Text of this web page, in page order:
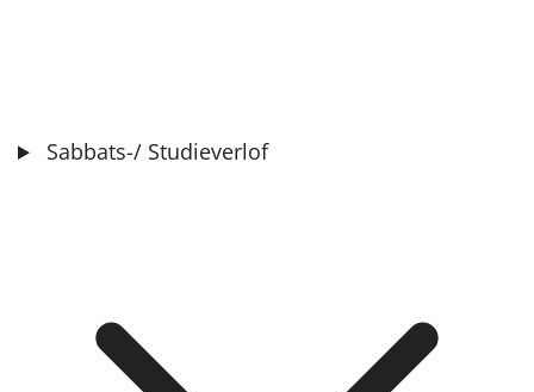
Sabbats-/ Studieverlof